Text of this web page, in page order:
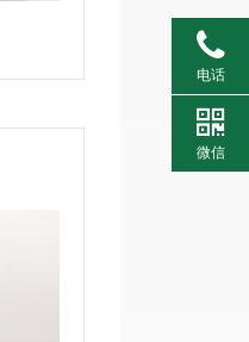
电话
微信